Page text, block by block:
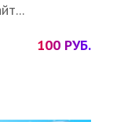
100 РУБ.